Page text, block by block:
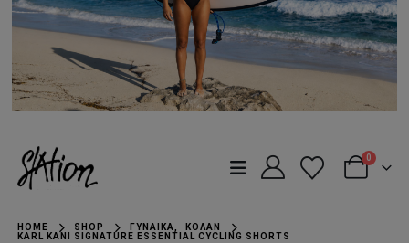
0
HOME SHOP ΓΥΝΑΊΚΑ,
ΚΟΛΆΝ
KARL KANI SIGNATURE ESSENTIAL CYCLING SHORTS